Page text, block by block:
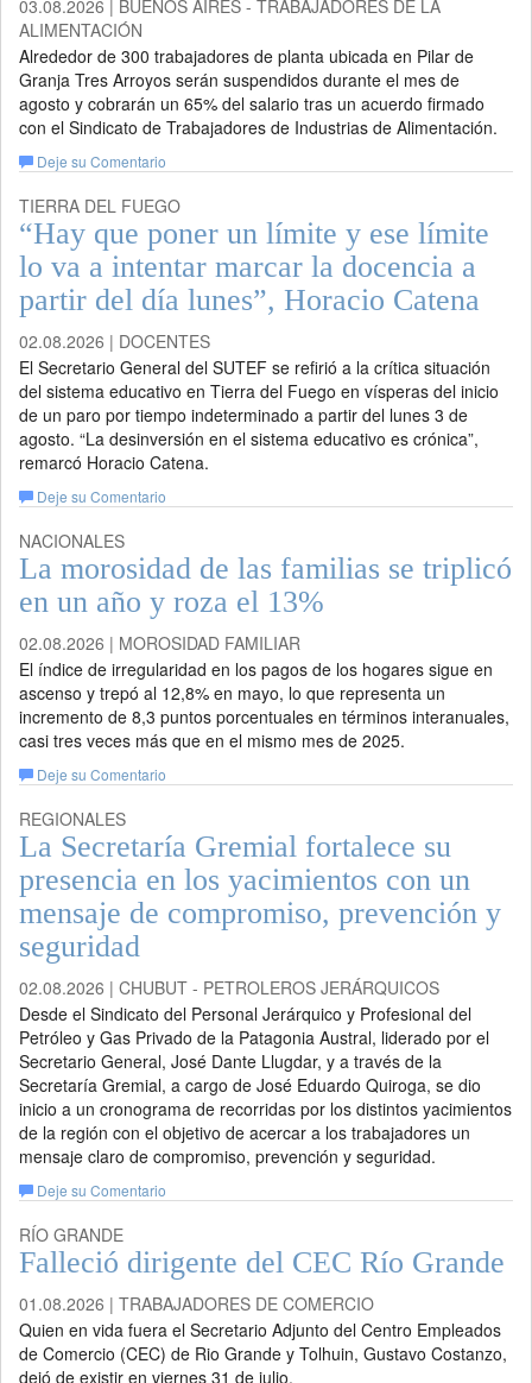
03.08.2026 | BUENOS AIRES - TRABAJADORES DE LA
ALIMENTACIÓN
Alrededor de 300 trabajadores de planta ubicada en Pilar de
Granja Tres Arroyos serán suspendidos durante el mes de
agosto y cobrarán un 65% del salario tras un acuerdo firmado
con el Sindicato de Trabajadores de Industrias de Alimentación.
Deje su Comentario
TIERRA DEL FUEGO
“Hay que poner un límite y ese límite
lo va a intentar marcar la docencia a
partir del día lunes”, Horacio Catena
02.08.2026 | DOCENTES
El Secretario General del SUTEF se refirió a la crítica situación
del sistema educativo en Tierra del Fuego en vísperas del inicio
de un paro por tiempo indeterminado a partir del lunes 3 de
agosto. “La desinversión en el sistema educativo es crónica”,
remarcó Horacio Catena.
Deje su Comentario
NACIONALES
La morosidad de las familias se triplicó
en un año y roza el 13%
02.08.2026 | MOROSIDAD FAMILIAR
El índice de irregularidad en los pagos de los hogares sigue en
ascenso y trepó al 12,8% en mayo, lo que representa un
incremento de 8,3 puntos porcentuales en términos interanuales,
casi tres veces más que en el mismo mes de 2025.
Deje su Comentario
REGIONALES
La Secretaría Gremial fortalece su
presencia en los yacimientos con un
mensaje de compromiso, prevención y
seguridad
02.08.2026 | CHUBUT - PETROLEROS JERÁRQUICOS
Desde el Sindicato del Personal Jerárquico y Profesional del
Petróleo y Gas Privado de la Patagonia Austral, liderado por el
Secretario General, José Dante Llugdar, y a través de la
Secretaría Gremial, a cargo de José Eduardo Quiroga, se dio
inicio a un cronograma de recorridas por los distintos yacimientos
de la región con el objetivo de acercar a los trabajadores un
mensaje claro de compromiso, prevención y seguridad.
Deje su Comentario
RÍO GRANDE
Falleció dirigente del CEC Río Grande
01.08.2026 | TRABAJADORES DE COMERCIO
Quien en vida fuera el Secretario Adjunto del Centro Empleados
de Comercio (CEC) de Rio Grande y Tolhuin, Gustavo Costanzo,
dejó de existir en viernes 31 de julio.